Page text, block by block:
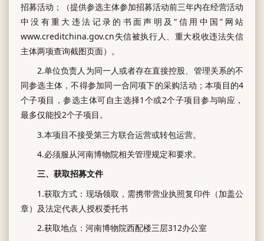
招募活动；（提供参选主体参加招募活动前三年内在经营活动
中没有重大违法记录的书面声明及“信用中国”网站
www.creditchina.gov.cn失信被执行人、重大税收违法失信
主体两项查询截图页面）。
2.单位负责人为同一人或者存在直接控股、管理关系的不
同参选主体，不得参加同一合同项下的采购活动；本项目的4
个子项目，参选主体可自主选择1个或2个子项目参与响应，
最多仅能投2个子项目。
3.本项目不接受第三方联合运营或转包运营。
4.必须服从河南博物院相关管理规定和要求。
三、获取招募文件
1.获取方式：现场领取，需携带营业执照复印件（加盖公
章）及法定代表人授权委托书
2.获取地点：河南博物院西配楼三层312办公室